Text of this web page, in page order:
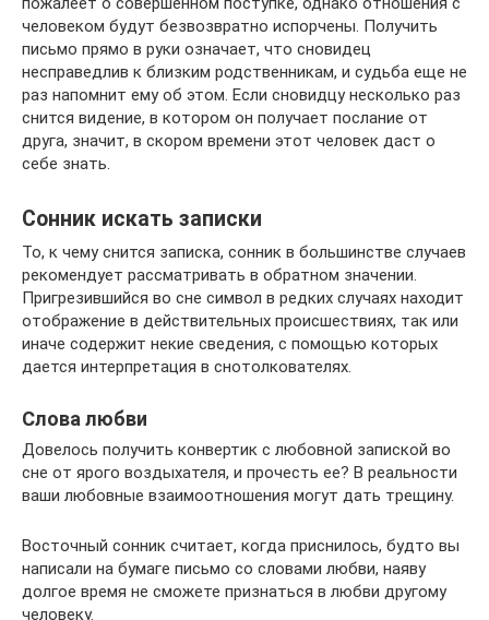
человеком будут безвозвратно испорчены. Получить
письмо прямо в руки означает, что сновидец
несправедлив к близким родственникам, и судьба еще не
раз напомнит ему об этом. Если сновидцу несколько раз
снится видение, в котором он получает послание от
друга, значит, в скором времени этот человек даст о
себе знать.
Сонник искать записки
То, к чему снится записка, сонник в большинстве случаев
рекомендует рассматривать в обратном значении.
Пригрезившийся во сне символ в редких случаях находит
отображение в действительных происшествиях, так или
иначе содержит некие сведения, с помощью которых
дается интерпретация в снотолкователях.
Слова любви
Довелось получить конвертик с любовной запиской во
сне от ярого воздыхателя, и прочесть ее? В реальности
ваши любовные взаимоотношения могут дать трещину.
Восточный сонник считает, когда приснилось, будто вы
написали на бумаге письмо со словами любви, наяву
долгое время не сможете признаться в любви другому
человеку.